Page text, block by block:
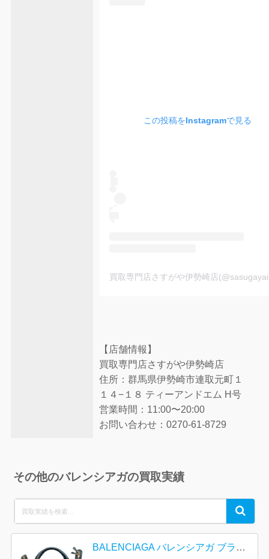
この投稿をInstagramで見る
買取専門店さすがや伊勢崎店
【店舗情報】
買取専門店さすがや伊勢崎店
住所：群馬県伊勢崎市連取元町１
１４−１８ ティーアンドエム H号
営業時間：11:00〜20:00
お問い合わせ：0270-61-8729
その他のバレンシアガの買取実績
for:
Search
BALENCIAGA バレンシアガ ブランド バッグ 鞄